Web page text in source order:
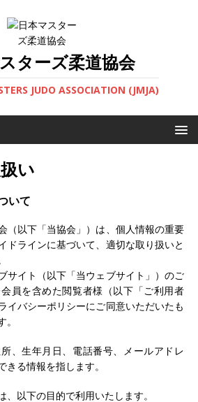
ターズ柔道協会
JUDO ASSOCIATION (JMJA)
い
いて
（以下「当協会」）は、個人情報の重要
ドラインに基づいて、適切な取り扱いと
サイト（以下「当ウェブサイト」）のご
員を含めた閲覧者様（以下「ご利用者
イバシーポリシーにご同意いただいたも
、生年月日、電話番号、メールアドレ
る情報を指します。
、以下の目的で利用いたします。